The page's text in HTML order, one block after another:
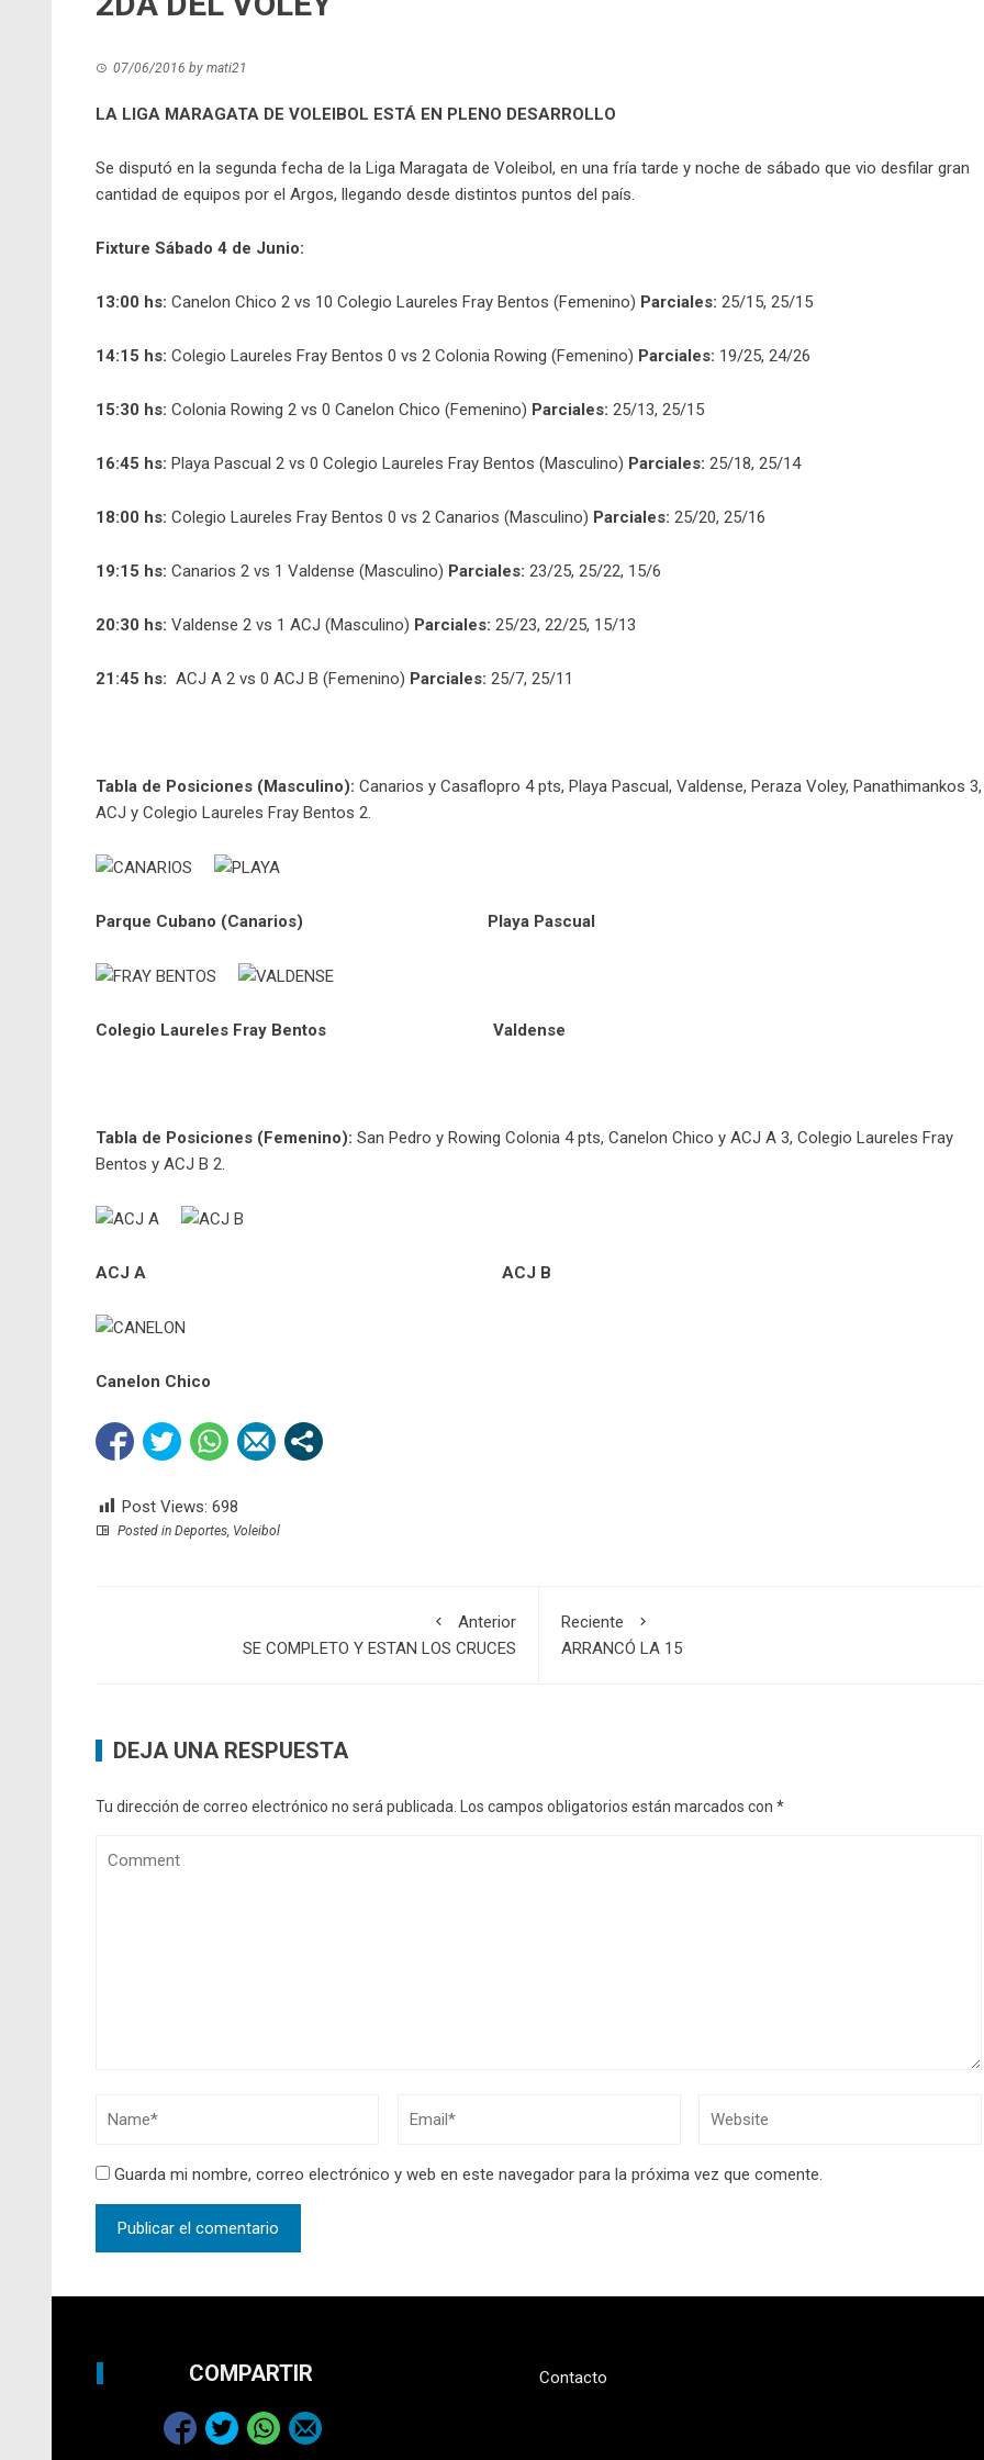
07/06/2016 by mati21
LA LIGA MARAGATA DE VOLEIBOL ESTÁ EN PLENO DESARROLLO
Se disputó en la segunda fecha de la Liga Maragata de Voleibol, en una fría tarde y noche de sábado que vio desfilar gran
cantidad de equipos por el Argos, llegando desde distintos puntos del país.
Fixture Sábado 4 de Junio:
13:00 hs: Canelon Chico 2 vs 10 Colegio Laureles Fray Bentos (Femenino) Parciales: 25/15, 25/15
14:15 hs: Colegio Laureles Fray Bentos 0 vs 2 Colonia Rowing (Femenino) Parciales: 19/25, 24/26
15:30 hs: Colonia Rowing 2 vs 0 Canelon Chico (Femenino) Parciales: 25/13, 25/15
16:45 hs: Playa Pascual 2 vs 0 Colegio Laureles Fray Bentos (Masculino) Parciales: 25/18, 25/14
18:00 hs: Colegio Laureles Fray Bentos 0 vs 2 Canarios (Masculino) Parciales: 25/20, 25/16
19:15 hs: Canarios 2 vs 1 Valdense (Masculino) Parciales: 23/25, 25/22, 15/6
20:30 hs: Valdense 2 vs 1 ACJ (Masculino) Parciales: 25/23, 22/25, 15/13
21:45 hs: ACJ A 2 vs 0 ACJ B (Femenino) Parciales: 25/7, 25/11
Tabla de Posiciones (Masculino): Canarios y Casaflopro 4 pts, Playa Pascual, Valdense, Peraza Voley, Panathimankos 3,
ACJ y Colegio Laureles Fray Bentos 2.
Parque Cubano (Canarios) Playa Pascual
Colegio Laureles Fray Bentos Valdense
Tabla de Posiciones (Femenino): San Pedro y Rowing Colonia 4 pts, Canelon Chico y ACJ A 3, Colegio Laureles Fray
Bentos y ACJ B 2.
ACJ A ACJ B
Canelon Chico
Post Views: 698
Posted in Deportes, Voleibol
Anterior
SE COMPLETO Y ESTAN LOS CRUCES
Reciente
ARRANCÓ LA 15
DEJA UNA RESPUESTA
Tu dirección de correo electrónico no será publicada. Los campos obligatorios están marcados con *
Guarda mi nombre, correo electrónico y web en este navegador para la próxima vez que comente.
COMPARTIR Contacto